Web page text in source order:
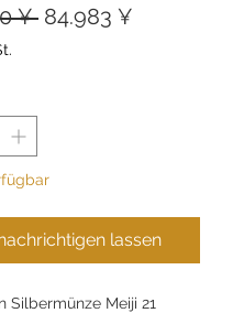
¥ Standardpreis
84.983 ¥
lassen
Silbermünze Meiji 21